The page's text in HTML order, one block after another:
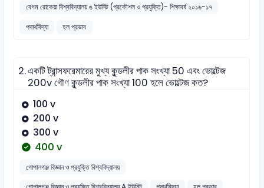
বেগম রোকেয়া বিশ্ববিদ্যালয় ঙ ইউনিট (প্রকৌশল ও প্রযুক্তি)- শিক্ষাবর্ষ ২০১৬-১৭
পদার্থবিদ্যা
হল প্রভাব
2.একটি ট্রান্সফরেমারের মুখ্য কুন্ডলীর পাক সংখ্যা 50 এবং ভোল্টেজ
200v গৌণ কুন্ডলীর পাক সংখ্যা 100 হলে ভোল্টেজ কত?
100 v
200 v
300 v
400 v
গোপালগঞ্জ বিজ্ঞান ও প্রযুক্তি বিশ্ববিদ্যালয়